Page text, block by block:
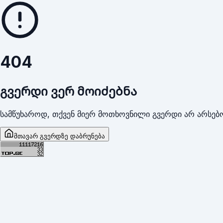
404
გვერდი ვერ მოიძებნა
სამწუხაროდ, თქვენ მიერ მოთხოვნილი გვერდი არ
მთავარ გვერდზე დაბრუნება